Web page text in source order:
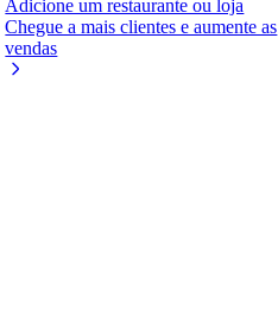
Adicione um restaurante ou loja
Chegue a mais clientes e aumente as
vendas